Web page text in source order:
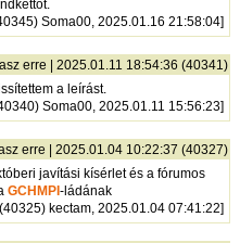
Soma00, 2025.01.16 21:58:04]
erre | 2025.01.11 18:54:36 (40341)
a leírást.
Soma00, 2025.01.11 15:56:23]
erre | 2025.01.04 10:22:37 (40327)
javítási kísérlet és a fórumos
GCHMPI-ládának
kectam, 2025.01.04 07:41:22]